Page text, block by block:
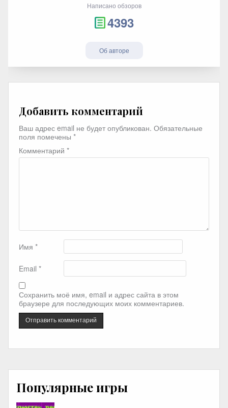
Написано обзоров
4393
Об авторе
Добавить комментарий
Ваш адрес email не будет опубликован. Обязательные
поля помечены *
Комментарий *
Имя *
Email *
Сохранить моё имя, email и адрес сайта в этом
браузере для последующих моих комментариев.
Популярные игры